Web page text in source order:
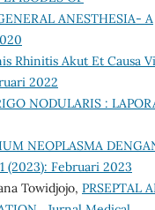
ANESTHESIA- A
Rhinitis Akut Et Causa
2022
NODULARIS :
NEOPLASMA
(2023): Februari 2023
Towidjojo, PRSEPTAL